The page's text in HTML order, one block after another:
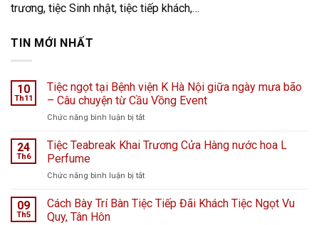
trương, tiệc Sinh nhật, tiệc tiếp khách,…
TIN MỚI NHẤT
10
Th11
Tiệc ngọt tại Bệnh viện K Hà Nội giữa ngày mưa bão
– Câu chuyện từ Cầu Vồng Event
Chức năng bình luận bị tắtở
ngọt
viện
Hà
24
Th6
Tiệc Teabreak Khai Trương Cửa Hàng nước hoa L
Perfume
Chức năng bình luận bị tắtở
Teabreak
Khai
09
Th5
Cách Bày Trí Bàn Tiệc Tiếp Đãi Khách Tiệc Ngọt Vu
Quy, Tân Hôn